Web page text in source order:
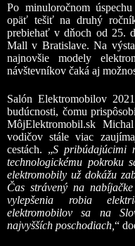
Po minuloročnom
opäť tešiť na druhý
prebiehať v dňoch od 25.
Mall v Bratislave. Na
najnovšie modely
návštevníkov čaká aj
Salón Elektromobilov
budúcnosti, čomu
MôjElektromobil.sk
vodičov stále viac
cestách. „S pribúdajúcimi
technologickému pokroku
elektromobily už dokážu
Čas strávený na
vylepšenia robia
elektromobilov sa na
najvyšších poschodiach, “